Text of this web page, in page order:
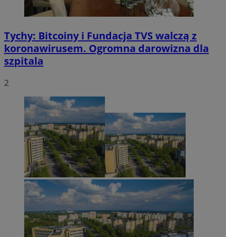
Tychy: Bitcoiny i Fundacja TVS walczą z
koronawirusem. Ogromna darowizna dla
szpitala
2